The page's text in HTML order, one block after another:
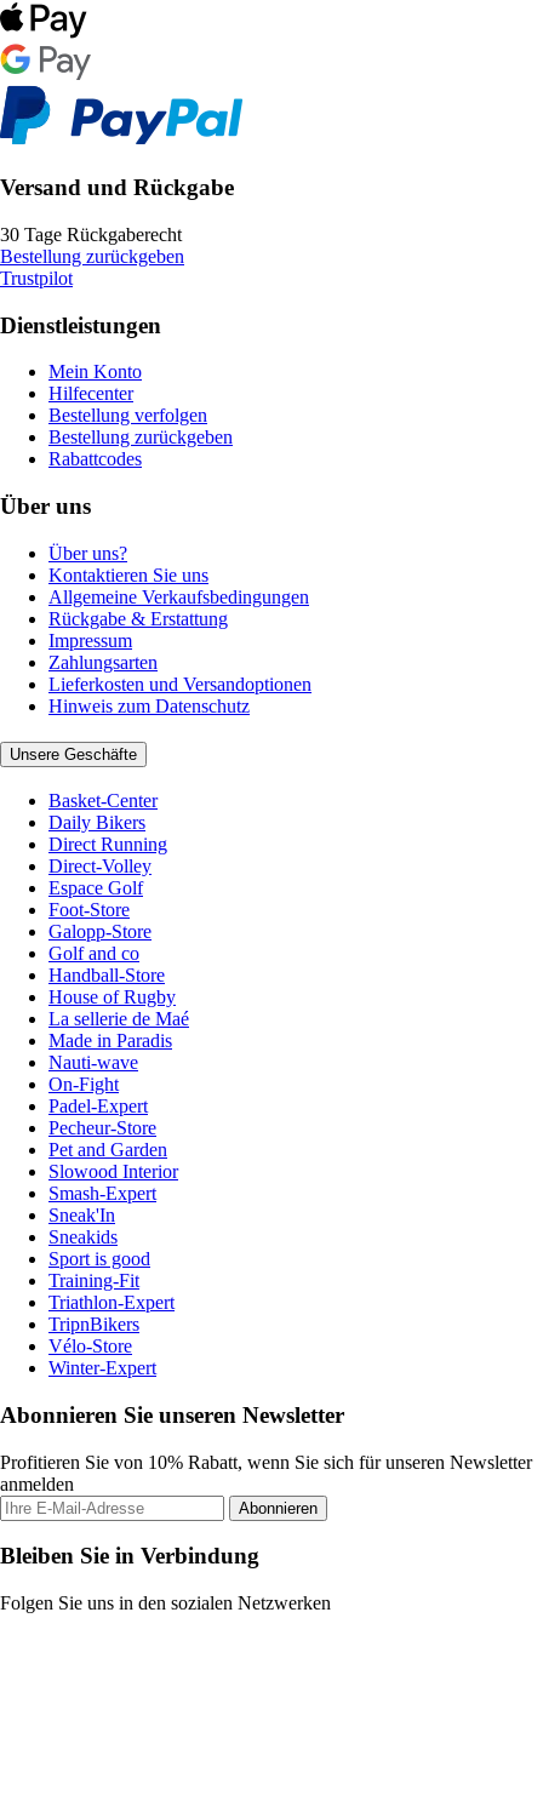
Versand und Rückgabe
30 Tage Rückgaberecht
Bestellung zurückgeben
Trustpilot
Dienstleistungen
Mein Konto
Hilfecenter
Bestellung verfolgen
Bestellung zurückgeben
Rabattcodes
Über uns
Über uns?
Kontaktieren Sie uns
Allgemeine Verkaufsbedingungen
Rückgabe & Erstattung
Impressum
Zahlungsarten
Lieferkosten und Versandoptionen
Hinweis zum Datenschutz
Unsere Geschäfte
Basket-Center
Daily Bikers
Direct Running
Direct-Volley
Espace Golf
Foot-Store
Galopp-Store
Golf and co
Handball-Store
House of Rugby
La sellerie de Maé
Made in Paradis
Nauti-wave
On-Fight
Padel-Expert
Pecheur-Store
Pet and Garden
Slowood Interior
Smash-Expert
Sneak'In
Sneakids
Sport is good
Training-Fit
Triathlon-Expert
TripnBikers
Vélo-Store
Winter-Expert
Abonnieren Sie unseren Newsletter
Profitieren Sie von 10% Rabatt, wenn Sie sich für unseren Newsletter
anmelden
Abonnieren
Bleiben Sie in Verbindung
Folgen Sie uns in den sozialen Netzwerken